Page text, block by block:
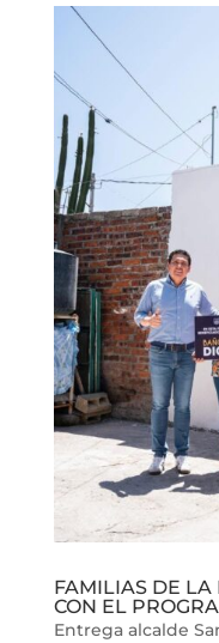
FAMILIAS DE
CON EL
Entrega alcalde